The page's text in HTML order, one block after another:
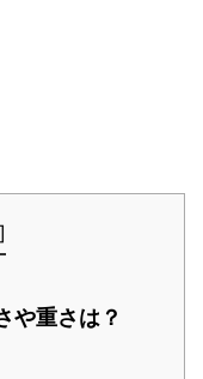
]
や重さは？